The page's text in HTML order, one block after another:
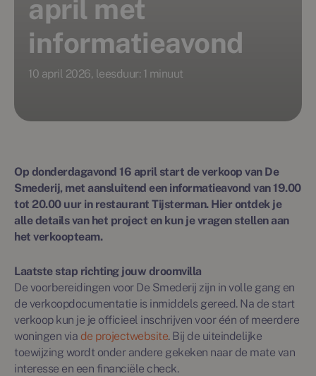
april met
informatieavond
10 april 2026, leesduur: 1 minuut
Op donderdagavond 16 april start de verkoop van De
Smederij, met aansluitend een informatieavond van 19.00
tot 20.00 uur in restaurant Tijsterman. Hier ontdek je
alle details van het project en kun je vragen stellen aan
het verkoopteam.
Laatste stap richting jouw droomvilla
De voorbereidingen voor De Smederij zijn in volle gang en
de verkoopdocumentatie is inmiddels gereed. Na de start
verkoop kun je je officieel inschrijven voor één of meerdere
woningen via de projectwebsite. Bij de uiteindelijke
toewijzing wordt onder andere gekeken naar de mate van
interesse en een financiële check.